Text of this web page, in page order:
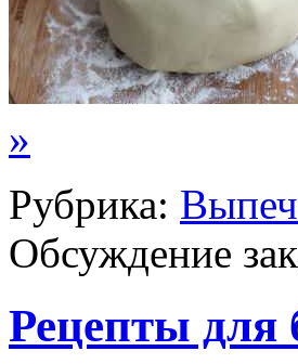
»
Рубрика:
Обсуждение
Рецепты для